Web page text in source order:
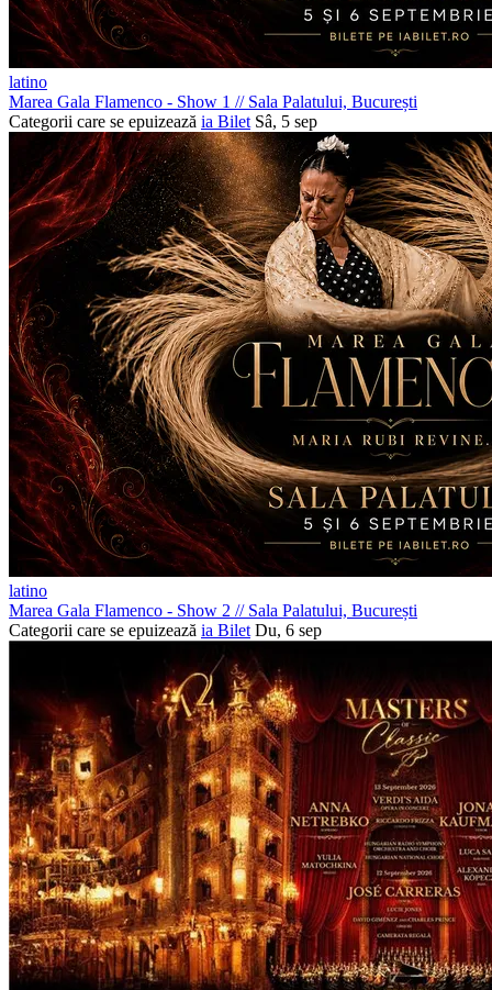
latino
Marea Gala Flamenco - Show 1 //Sala Palatului, București
Categorii care se epuizează ia Bilet Sâ, 5 sep
latino
Marea Gala Flamenco - Show 2 //Sala Palatului, București
Categorii care se epuizează ia Bilet Du, 6 sep